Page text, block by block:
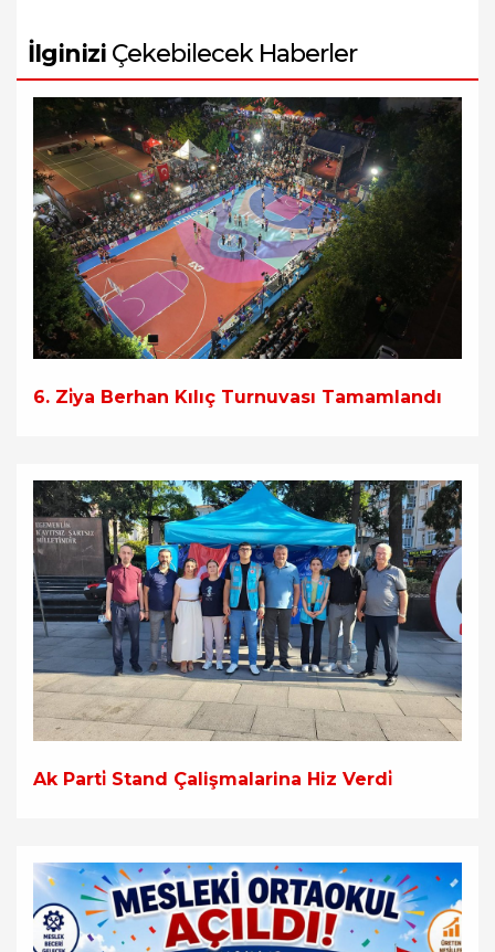
İlginizi Çekebilecek Haberler
6. Zi̇ya Berhan Kılıç Turnuvası Tamamlandı
Ak Parti̇ Stand Çalişmalarina Hiz Verdi̇